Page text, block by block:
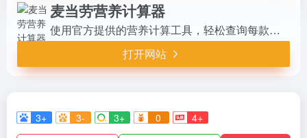
麦当劳营养计算器
使用官方提供的营养计算工具，轻松查询每款餐品的卡路里、脂肪、蛋白质及碳水化合物等成分数据。只需选择产品即可获得详细营养信息，帮助您合理规划饮食搭配，享受美味的同时兼顾健康平衡。适合关注膳食管理的消费者日常参考。
打开网站
3+ 3- 3+ 0 4+